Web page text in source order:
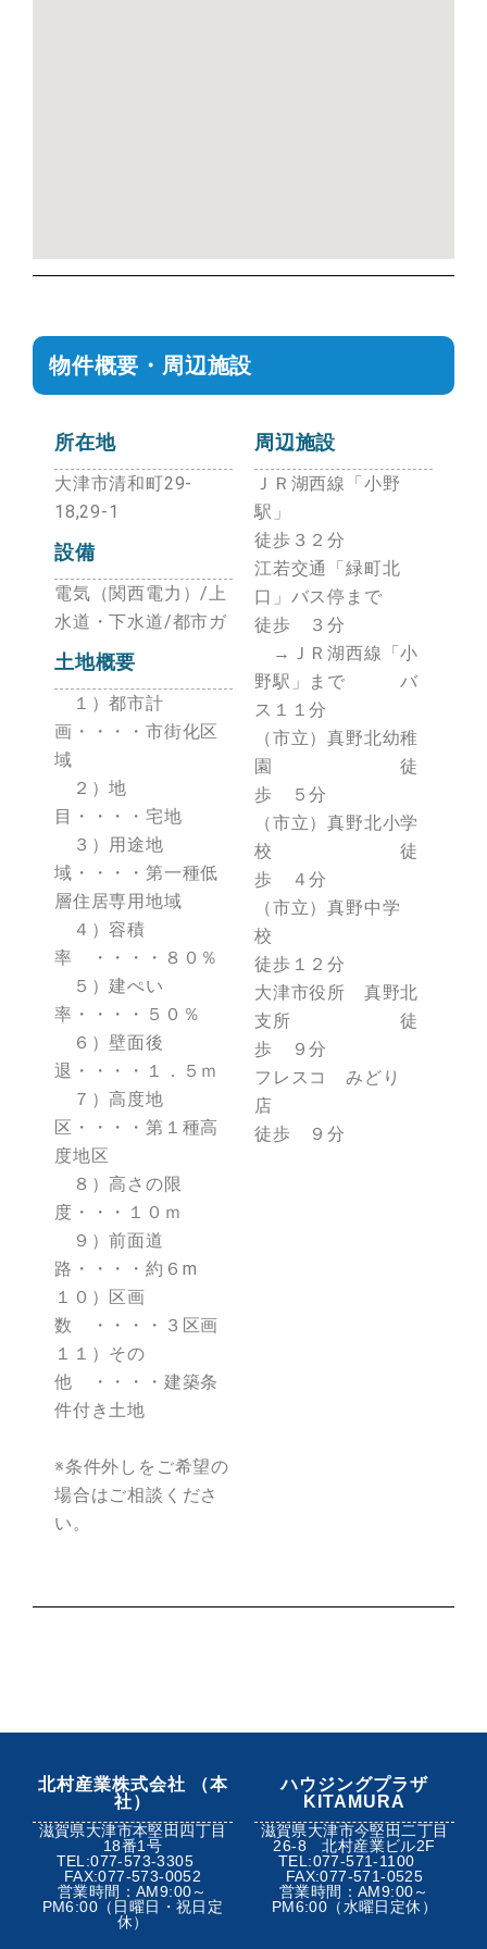
物件概要・周辺施設
所在地
大津市清和町29-
18,29-1
設備
電気（関西電力）/上
水道・下水道/都市ガ
土地概要
１）都市計
画・・・・市街化区
域
２）地
目・・・・宅地
３）用途地
域・・・・第一種低
層住居専用地域
４）容積
率 ・・・・８０％
５）建ぺい
率・・・・５０％
６）壁面後
退・・・・１．５ｍ
７）高度地
区・・・・第１種高
度地区
８）高さの限
度・・・１０ｍ
９）前面道
路・・・・約６m
１０）区画
数 ・・・・３区画
１１）その
他 ・・・・建築条
件付き土地
※条件外しをご希望の
場合はご相談くださ
い。
周辺施設
ＪＲ湖西線「小野
駅」
徒歩３２分
江若交通「緑町北
口」バス停まで
徒歩 ３分
→ＪＲ湖西線「小
野駅」まで バ
ス１１分
（市立）真野北幼稚
園 徒
歩 ５分
（市立）真野北小学
校 徒
歩 ４分
（市立）真野中学
校
徒歩１２分
大津市役所 真野北
支所 徒
歩 ９分
フレスコ みどり
店
徒歩 ９分
北村産業株式会社 （本
社）
滋賀県大津市本堅田四丁目
18番1号
TEL:077-573-3305
FAX:077-573-0052
営業時間：AM9:00～
PM6:00（日曜日・祝日定
休）
ハウジングプラザ
KITAMURA
滋賀県大津市今堅田二丁目
26-8 北村産業ビル2F
TEL:077-571-1100
FAX:077-571-0525
営業時間：AM9:00～
PM6:00（水曜日定休）